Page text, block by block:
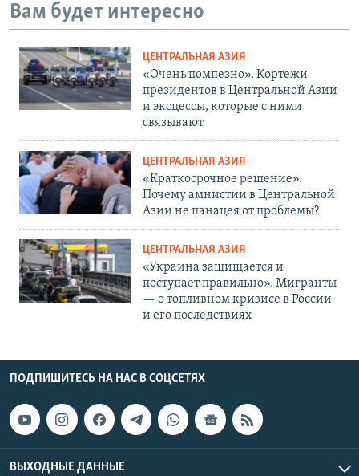
Вам будет интересно
ЦЕНТРАЛЬНАЯ АЗИЯ
«Очень помпезно». Кортежи
президентов в Центральной Азии
и эксцессы, которые с ними
связывают
ЦЕНТРАЛЬНАЯ АЗИЯ
«Краткосрочное решение».
Почему амнистии в Центральной
Азии не панацея от проблемы?
ЦЕНТРАЛЬНАЯ АЗИЯ
«Украина защищается и
поступает правильно». Мигранты
— о топливном кризисе в России
и его последствиях
ПОДПИШИТЕСЬ НА НАС В СОЦСЕТЯХ
ВЫХОДНЫЕ ДАННЫЕ